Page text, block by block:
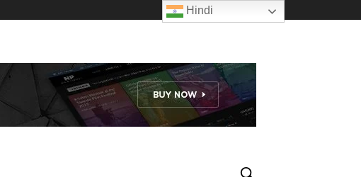
Hindi